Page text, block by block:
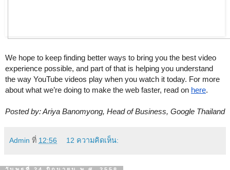
We hope to keep finding better ways to bring you the best video
experience possible, and part of that is helping you understand
the way YouTube videos play when you watch it today. For more
about what we’re doing to make the web faster, read on here.
Posted by: Ariya Banomyong, Head of Business, Google Thailand
Admin ที่ 12:56 12 ความคิดเห็น: